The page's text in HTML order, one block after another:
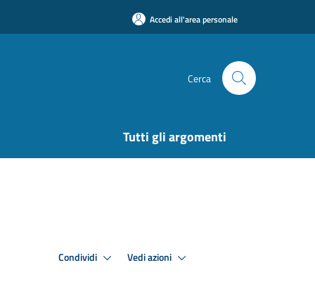
Accedi all'area personale
Cerca
Tutti gli argomenti
Condividi Vedi azioni